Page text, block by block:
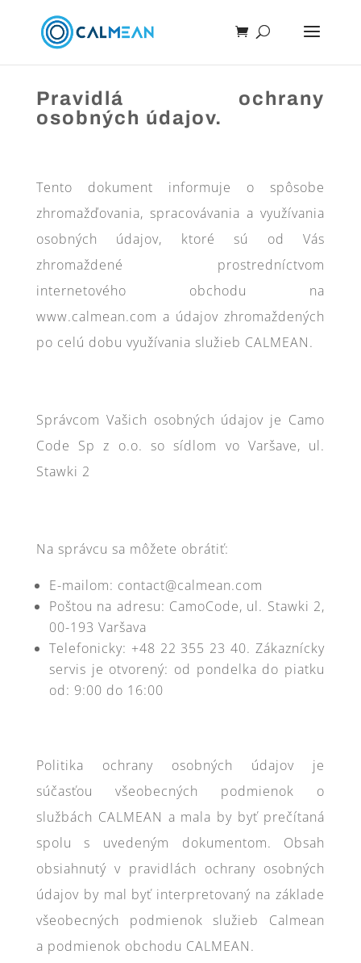
Pravidlá ochrany
osobných údajov.
Tento dokument informuje o spôsobe
zhromažďovania, spracovávania a využívania
osobných údajov, ktoré sú od Vás
zhromaždené prostredníctvom
internetového obchodu na
www.calmean.com a údajov zhromaždených
po celú dobu využívania služieb CALMEAN.
Správcom Vašich osobných údajov je Camo
Code Sp z o.o. so sídlom vo Varšave, ul.
Stawki 2
Na správcu sa môžete obrátiť:
E-mailom: contact@calmean.com
Poštou na adresu: CamoCode, ul. Stawki 2,
00-193 Varšava
Telefonicky: +48 22 355 23 40. Zákaznícky
servis je otvorený: od pondelka do piatku
od: 9:00 do 16:00
Politika ochrany osobných údajov je
súčasťou všeobecných podmienok o
službách CALMEAN a mala by byť prečítaná
spolu s uvedeným dokumentom. Obsah
obsiahnutý v pravidlách ochrany osobných
údajov by mal byť interpretovaný na základe
všeobecných podmienok služieb Calmean
a podmienok obchodu CALMEAN.